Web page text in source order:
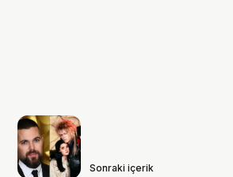
Sonraki içerik